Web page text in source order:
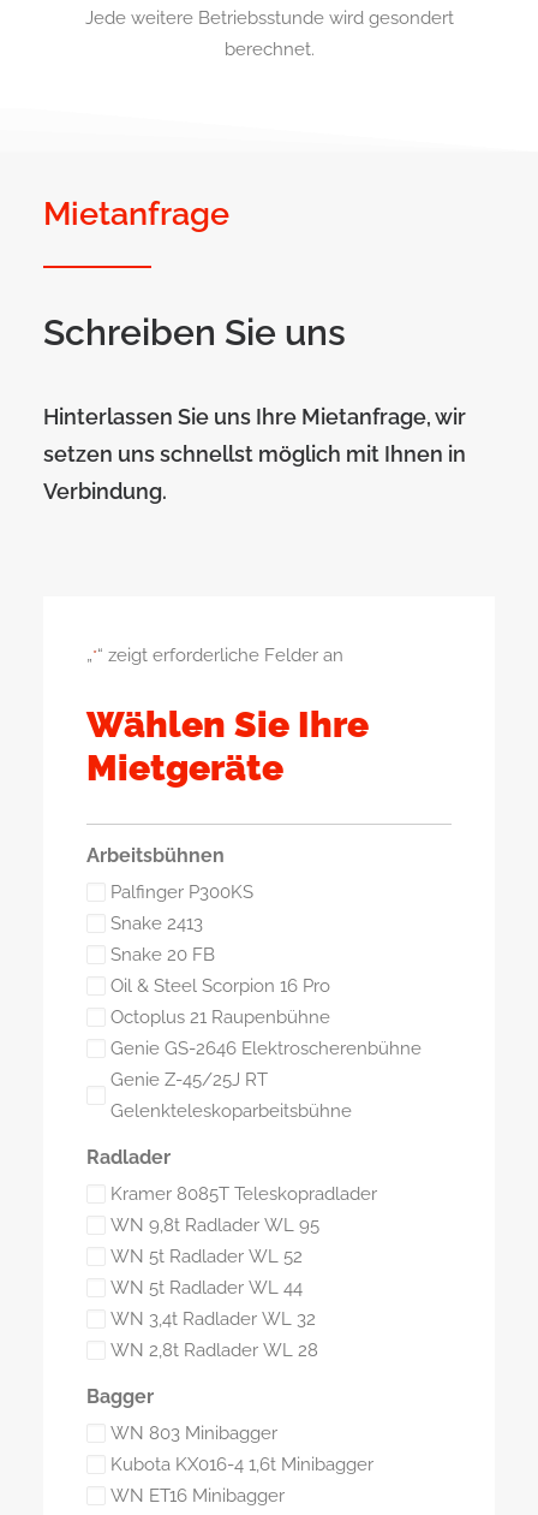
Jede weitere Betriebsstunde wird gesondert
berechnet.
Mietanfrage
Schreiben Sie uns
Hinterlassen Sie uns Ihre Mietanfrage, wir
setzen uns schnellst möglich mit Ihnen in
Verbindung.
„*“ zeigt erforderliche Felder an
Wählen Sie Ihre
Mietgeräte
Arbeitsbühnen
Palfinger P300KS
Snake 2413
Snake 20 FB
Oil & Steel Scorpion 16 Pro
Octoplus 21 Raupenbühne
Genie GS-2646 Elektroscherenbühne
Genie Z-45/25J RT
Gelenkteleskoparbeitsbühne
Radlader
Kramer 8085T Teleskopradlader
WN 9,8t Radlader WL 95
WN 5t Radlader WL 52
WN 5t Radlader WL 44
WN 3,4t Radlader WL 32
WN 2,8t Radlader WL 28
Bagger
WN 803 Minibagger
Kubota KX016-4 1,6t Minibagger
WN ET16 Minibagger